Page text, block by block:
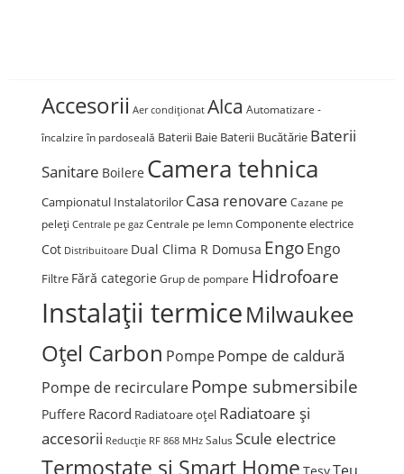
Accesorii Aer condiționat Alca Automatizare -
încalzire în pardoseală Baterii Baie Baterii Bucătărie Baterii
Sanitare Boilere Camera tehnica
Campionatul Instalatorilor Casa renovare Cazane pe
peleți Centrale pe gaz Centrale pe lemn Componente electrice
Cot Distribuitoare Dual Clima R Domusa EngoEngo
Filtre Fără categorie Grup de pompare Hidrofoare
Instalații termiceMilwaukee
Oțel Carbon PompePompe de caldură
Pompe de recircularePompe submersibile
Puffere Racord Radiatoare oțel Radiatoare și
accesorii Reducție RF 868 MHz Salus Scule electrice